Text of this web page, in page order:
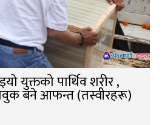
युक्तको पार्थिव शरीर ,
बने आफन्त (तस्वीरहरू)